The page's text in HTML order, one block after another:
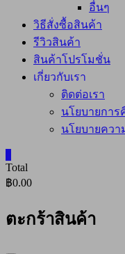
อื่นๆ
วิธีสั่งซื้อสินค้า
รีวิวสินค้า
สินค้าโปรโมชั่น
เกี่ยวกับเรา
ติดต่อเรา
นโยบายกา
นโยบายควา
Total
฿0.00
ตะกร้าสินค้า